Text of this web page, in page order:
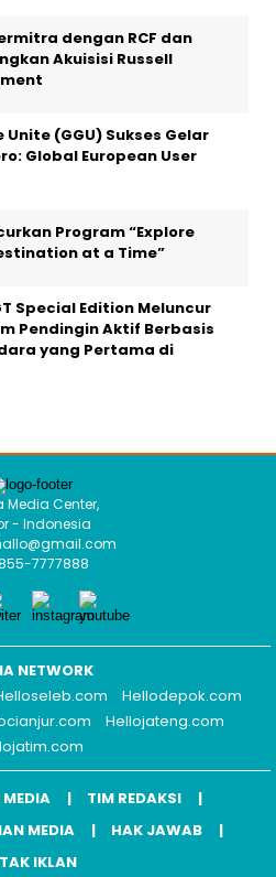
dengan RCF dan
Akuisisi Russell
(GGU) Sukses Gelar
Global European User
Program “Explore
at a Time”
Special Edition Meluncur
Pendingin Aktif Berbasis
yang Pertama di
Media Center,
- Indonesia
7777888
NETWORK
Hellodepok.com
Hellojateng.com
TIM REDAKSI
MEDIA
HAK JAWAB
IKLAN